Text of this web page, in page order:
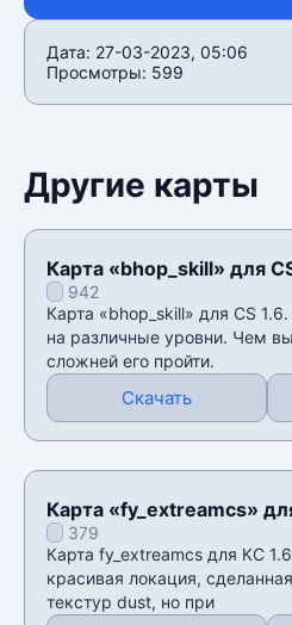
Дата: 27-03-2023, 05:06
Просмотры: 599
Другие карты
Карта «bhop_skill» для
942
Карта «bhop_skill» для CS
на различные уровни. Чем
сложней его пройти.
Скачать
Карта «fy_extreamcs»
379
Карта fy_extreamcs для КС
красивая локация,
текстур dust, но при